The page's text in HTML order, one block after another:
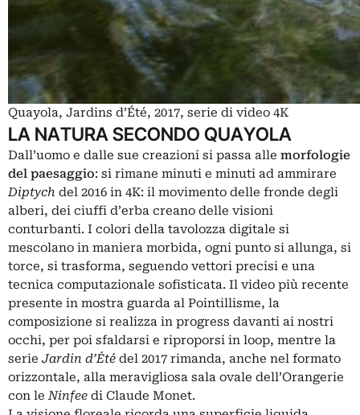
Quayola, Jardins d’Été, 2017, serie di video 4K
LA NATURA SECONDO QUAYOLA
Dall’uomo e dalle sue creazioni si passa alle morfologie
del paesaggio: si rimane minuti e minuti ad ammirare
Diptych del 2016 in 4K: il movimento delle fronde degli
alberi, dei ciuffi d’erba creano delle visioni
conturbanti. I colori della tavolozza digitale si
mescolano in maniera morbida, ogni punto si allunga, si
torce, si trasforma, seguendo vettori precisi e una
tecnica computazionale sofisticata. Il video più recente
presente in mostra guarda al Pointillisme, la
composizione si realizza in progress davanti ai nostri
occhi, per poi sfaldarsi e riproporsi in loop, mentre la
serie Jardin d’Été del 2017 rimanda, anche nel formato
orizzontale, alla meravigliosa sala ovale dell’Orangerie
con leNinfee di Claude Monet.